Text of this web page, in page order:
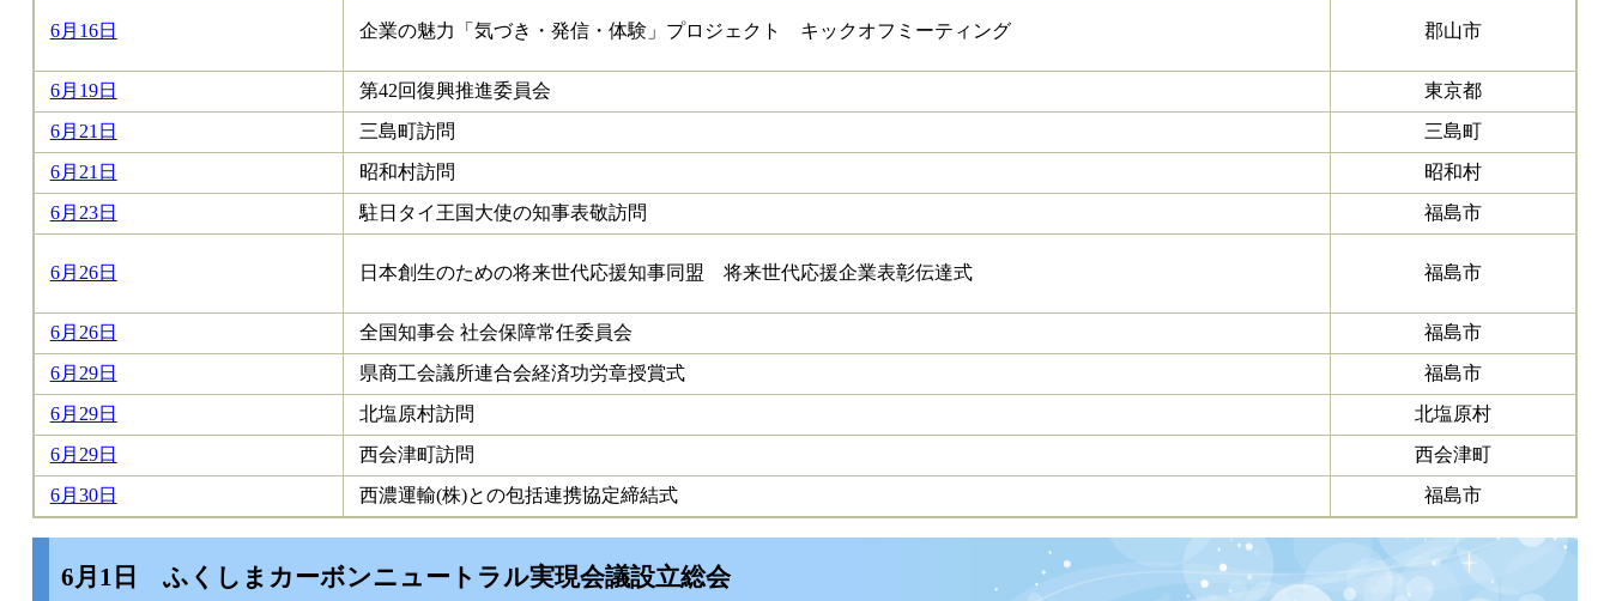
6月16日 企業の魅力「気づき・発信・体験」プロジェクト キックオフミーティング 郡山市
6月19日 第42回復興推進委員会
東京都
6月21日
三島町訪問
三島町
6月21日
昭和村訪問
昭和村
6月23日
駐日タイ王国大使の知事表敬訪問 福島市
6月26日 日本創生のための将来世代応援知事同盟 将来世代応援企業表彰伝達式 福島市
6月26日 全国知事会 社会保障常任委員会
福島市
6月29日
県商工会議所連合会経済功労章授賞式
福島市
6月29日
北塩原村訪問
北塩原村
6月29日
西会津町訪問
西会津町
6月30日
西濃運輸(株)との包括連携協定締結式 福島市
6月1日 ふくしまカーボンニュートラル実現会議設立総会